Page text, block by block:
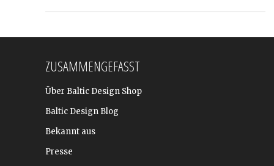
ZUSAMMENGEFASST
Über Baltic Design Shop
Baltic Design Blog
Bekannt aus
Presse